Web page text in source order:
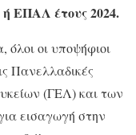
ΕΠΑΛ έτους 2024.
οι υποψήφιοι
Πανελλαδικές
(ΓΕΛ) και των
εισαγωγή στην